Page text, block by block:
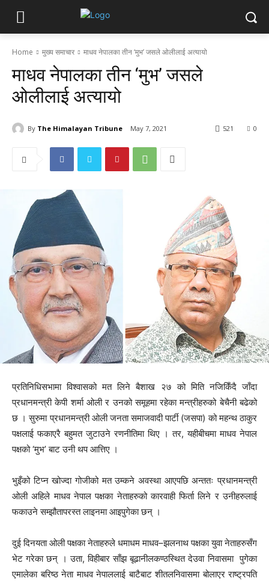
Home मुख्य समाचार माधव नेपालका तीन ‘मुभ’ जसले ओलीलाई अत्यायो
माधव नेपालका तीन ‘मुभ’ जसले
ओलीलाई अत्यायो
By The Himalayan Tribune May 7, 2021 0
521
प्रतिनिधिसभामा विश्वासको मत लिने बैशाख २७ को मिति नजिकिँदै जाँदा
प्रधानमन्त्री केपी शर्मा ओली र उनको समूहमा रहेका मन्त्रीहरुको बेचैनी बढेको
छ । सुरुमा प्रधानमन्त्री ओली जनता समाजवादी पार्टी (जसपा) को महन्थ ठाकुर
पक्षलाई फकाएरै बहुमत जुटाउने रणनीतिमा थिए । तर, यहीबीचमा माधव नेपाल
पक्षको ‘मुभ’ बाट उनी थप आत्तिए ।
भुइँको टिप्न खोज्दा गोजीको मत उम्कने अवस्था आएपछि अन्ततः प्रधानमन्त्री
ओली अहिले माधव नेपाल पक्षका नेताहरुको कारवाही फिर्ता लिने र उनीहरुलाई
फकाउने सम्झौतापरस्त लाइनमा आइपुगेका छन् ।
दुई दिनयता ओली पक्षका नेताहरुले धमाधम माधव–झलनाथ पक्षका युवा नेताहरुसँग
भेट गरेका छन् । उता, विहीबार साँझ बूढानीलकण्ठस्थित देउवा निवासमा पुगेका
एमालेका बरिष्ठ नेता माधव नेपाललाई बाटैबाट शीतलनिवासमा बोलाएर राष्ट्रपति